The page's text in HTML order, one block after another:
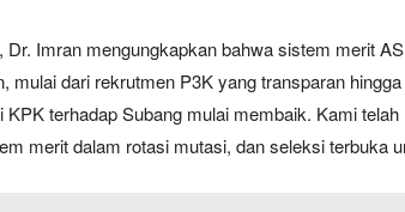
Dr. Imran mengungkapkan bahwa sistem merit
mulai dari rekrutmen P3K yang transparan
KPK terhadap Subang mulai membaik. Kami
merit dalam rotasi mutasi, dan seleksi terbuka